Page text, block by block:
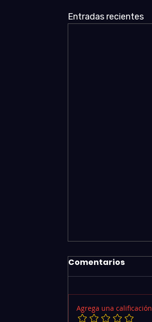
Entradas recientes
Comentarios
Agrega una calificación